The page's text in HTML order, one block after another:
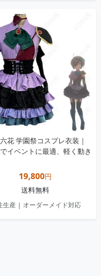
花 学園祭コスプレ衣装｜
イベントに最適、軽く動き
19,800円
送料無料
生産 | オーダーメイド対応